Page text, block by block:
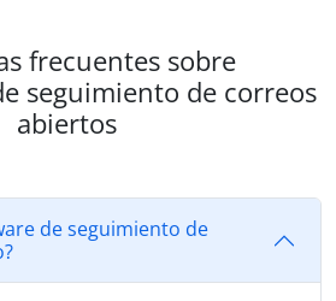
frecuentes sobre
seguimiento de correos
abiertos
de seguimiento de